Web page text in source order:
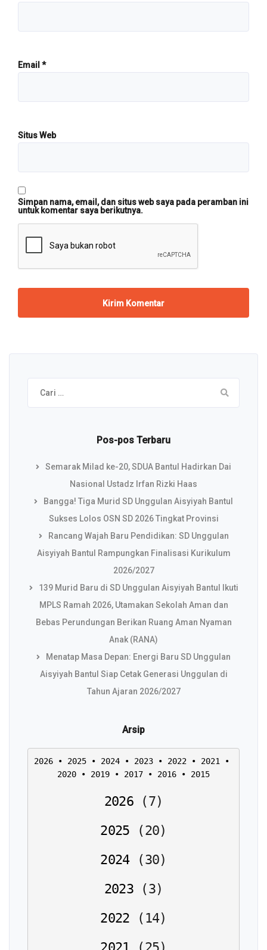
Email *
Situs Web
Simpan nama, email, dan situs web saya pada peramban ini
untuk komentar saya berikutnya.
Cari
untuk:
Pos-pos Terbaru
Semarak Milad ke-20, SDUA Bantul Hadirkan Dai
Nasional Ustadz Irfan Rizki Haas
Bangga! Tiga Murid SD Unggulan Aisyiyah Bantul
Sukses Lolos OSN SD 2026 Tingkat Provinsi
Rancang Wajah Baru Pendidikan: SD Unggulan
Aisyiyah Bantul Rampungkan Finalisasi Kurikulum
2026/2027
139 Murid Baru di SD Unggulan Aisyiyah Bantul Ikuti
MPLS Ramah 2026, Utamakan Sekolah Aman dan
Bebas Perundungan Berikan Ruang Aman Nyaman
Anak (RANA)
Menatap Masa Depan: Energi Baru SD Unggulan
Aisyiyah Bantul Siap Cetak Generasi Unggulan di
Tahun Ajaran 2026/2027
Arsip
2026 • 2025 • 2024 • 2023 • 2022 • 2021
2020 • 2019 • 2017 • 2016 • 2015
2026 (7)
2025
(20)
2024
(30)
2023
(3)
2022
( 14)
2021
(25)